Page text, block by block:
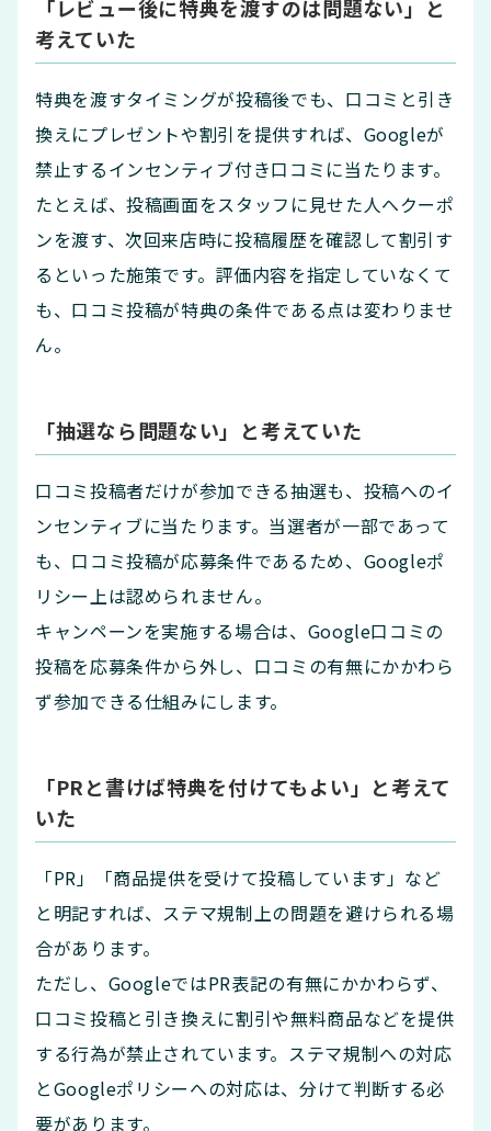
「レビュー後に特典を渡すのは問題ない」と
考えていた
特典を渡すタイミングが投稿後でも、口コミと引き
換えにプレゼントや割引を提供すれば、Googleが
禁止するインセンティブ付き口コミに当たります。
たとえば、投稿画面をスタッフに見せた人へクーポ
ンを渡す、次回来店時に投稿履歴を確認して割引す
るといった施策です。評価内容を指定していなくて
も、口コミ投稿が特典の条件である点は変わりませ
ん。
「抽選なら問題ない」と考えていた
口コミ投稿者だけが参加できる抽選も、投稿へのイ
ンセンティブに当たります。当選者が一部であって
も、口コミ投稿が応募条件であるため、Googleポ
リシー上は認められません。
キャンペーンを実施する場合は、Google口コミの
投稿を応募条件から外し、口コミの有無にかかわら
ず参加できる仕組みにします。
「PRと書けば特典を付けてもよい」と考えて
いた
「PR」「商品提供を受けて投稿しています」など
と明記すれば、ステマ規制上の問題を避けられる場
合があります。
ただし、GoogleではPR表記の有無にかかわらず、
口コミ投稿と引き換えに割引や無料商品などを提供
する行為が禁止されています。ステマ規制への対応
とGoogleポリシーへの対応は、分けて判断する必
要があります。